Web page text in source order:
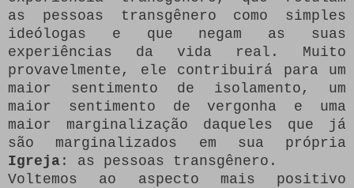
as pessoas transgênero como simples
ideólogas e que negam as suas
experiências da vida real. Muito
provavelmente, ele contribuirá para um
maior sentimento de isolamento, um
maior sentimento de vergonha e uma
maior marginalização daqueles que já
são marginalizados em sua própria
Igreja : as pessoas transgênero.
Voltemos ao aspecto mais positivo